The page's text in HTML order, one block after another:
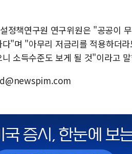
정책연구원 연구위원은 "공공이
"며 "아무리 저금리를 적용하더
소득수준도 보게 될 것"이라고